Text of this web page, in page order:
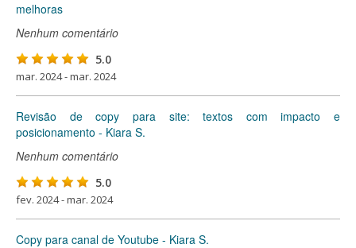
melhoras
Nenhum comentário
5.0
mar. 2024 - mar. 2024
Revisão de copy para site: textos com impacto e
posicionamento - Kiara S.
Nenhum comentário
5.0
fev. 2024 - mar. 2024
Copy para canal de Youtube - Kiara S.